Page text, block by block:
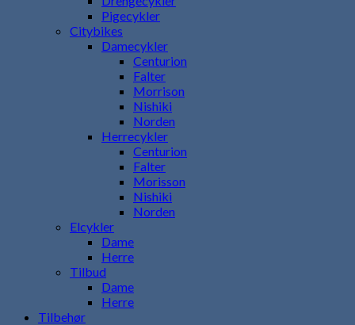
Pigecykler
Citybikes
Damecykler
Centurion
Falter
Morrison
Nishiki
Norden
Herrecykler
Centurion
Falter
Morisson
Nishiki
Norden
Elcykler
Dame
Herre
Tilbud
Dame
Herre
Tilbehør